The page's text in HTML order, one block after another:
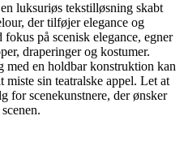
luksuriøs tekstilløsning skabt
der tilføjer elegance og
på scenisk elegance, egner
draperinger og kostumer.
en holdbar konstruktion kan
miste sin teatralske appel. Let at
for scenekunstnere, der ønsker